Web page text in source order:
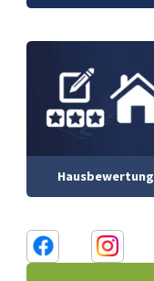
Hausbewertung